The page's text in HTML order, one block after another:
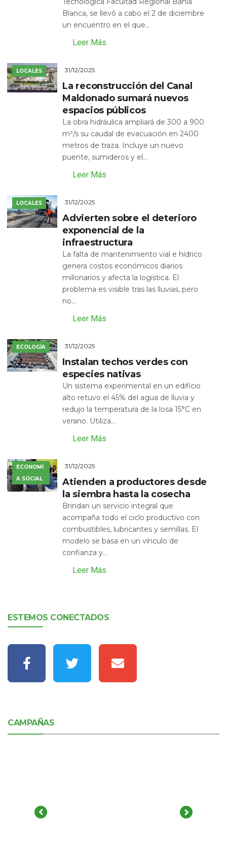
Blanca, se llevó a cabo el 2 de diciembre
un encuentro en el que...
Leer Más
LOCALES 31/12/2025
La reconstrucción del Canal
Maldonado sumará nuevos
espacios públicos
La obra hidráulica ampliará de 300 a 900
m³/s su caudal de evacuación en 2400
metros de traza. Incluye un nuevo
puente, sumideros y el...
Leer Más
LOCALES 31/12/2025
Advierten sobre el deterioro
exponencial de la
infraestructura
La falta de mantenimiento vial e hídrico
genera costos económicos diarios
millonarios y afecta la logística. El
problema es visible tras las lluvias, pero
no...
Leer Más
ECOLOGÍA 31/12/2025
Instalan techos verdes con
especies nativas
Un sistema experimental en un edificio
alto retuvo el 45% del agua de lluvia y
redujo la temperatura de la losa 15°C en
verano. Utiliza...
Leer Más
ECONOMÍ
A SOCIAL
31/12/2025
Atienden a productores desde
la siembra hasta la cosecha
Brindan un servicio integral que
acompaña todo el ciclo productivo con
combustibles, lubricantes y semillas. El
modelo se basa en un vínculo de
confianza y...
Leer Más
ESTEMOS CONECTADOS
CAMPAÑAS